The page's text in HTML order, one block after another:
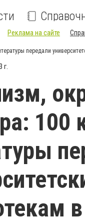
Реклама на сайте
передали
г.
100